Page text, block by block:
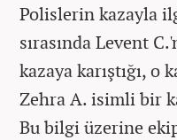
Polislerin kazayla
sırasında Levent
kazaya karıştığı, o
Zehra A. isimli bir
Bu bilgi üzerine